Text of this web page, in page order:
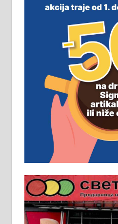
м2 са плацем од 8
виру у
замена. 064/21-63-584
ПОСЛОВНИ
Рудник и
д.о.о. Рудник
помоћника
Основна школа,
искуство на
пословима, али не
услов.
превоз, исхрана.
локал 22
Пружам услуге
у грађевини,
молерских радова.